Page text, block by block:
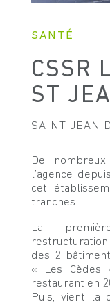
SANTÉ
CSSR
ST
SAINT JEAN
De
l’agence
cet
tranches.
La
des 2
« Les Cèdes
restaurant en
Puis, vient la